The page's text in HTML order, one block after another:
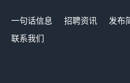
一句话信息 招聘资讯 发布
联系我们